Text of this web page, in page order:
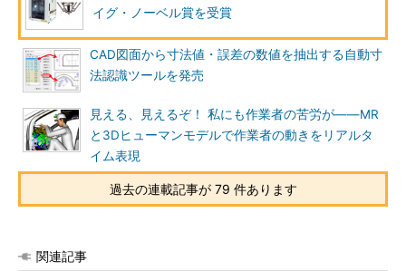
イグ・ノーベル賞を受賞
CAD図面から寸法値・誤差の数値を抽出する自動寸
法認識ツールを発売
見える、見えるぞ！ 私にも作業者の苦労が――MR
と3Dヒューマンモデルで作業者の動きをリアルタ
イム表現
過去の連載記事が 79 件あります
関連記事